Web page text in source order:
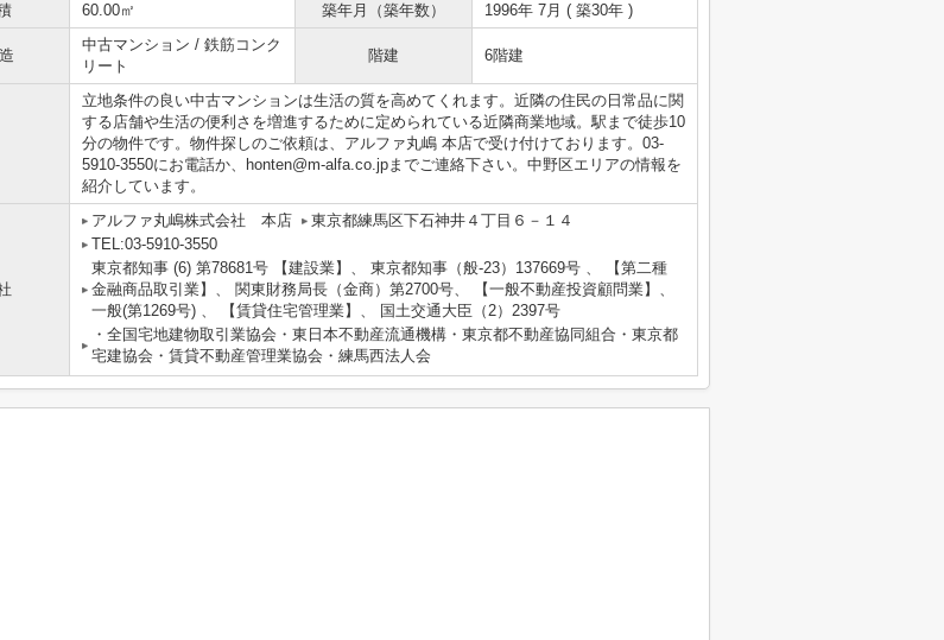
60.00㎡ 築年月（築年数） 1996年 7月 ( 築30年 )
中古マンション / 鉄筋コンク
リート
階建 6階建
立地条件の良い中古マンションは生活の質を高めてくれます。近隣の住民の日常品に関
する店舗や生活の便利さを増進するために定められている近隣商業地域。駅まで徒歩10
分の物件です。物件探しのご依頼は、アルファ丸嶋 本店で受け付けております。03-
5910-3550にお電話か、honten@m-alfa.co.jpまでご連絡下さい。中野区エリアの情報を
紹介しています。
アルファ丸嶋株式会社 本店
東京都練馬区下石神井４丁目６－１４
TEL:03-5910-3550
東京都知事 (6) 第78681号 【建設業】、 東京都知事（般-23）137669号 、 【第二種
金融商品取引業】、 関東財務局長（金商）第2700号、 【一般不動産投資顧問業】、
一般(第1269号) 、 【賃貸住宅管理業】、 国土交通大臣（2）2397号
・全国宅地建物取引業協会・東日本不動産流通機構・東京都不動産協同組合・東京都
宅建協会・賃貸不動産管理業協会・練馬西法人会